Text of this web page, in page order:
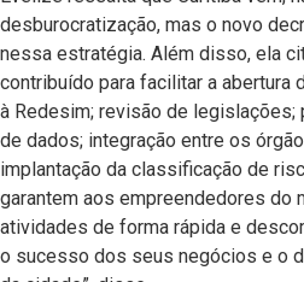
desburocratização, mas o novo
nessa estratégia. Além disso, ela
contribuído para facilitar a abertura
à Redesim; revisão de
de dados; integração entre os
implantação da classificação de
garantem aos empreendedores do
atividades de forma rápida e
o sucesso dos seus negócios e o